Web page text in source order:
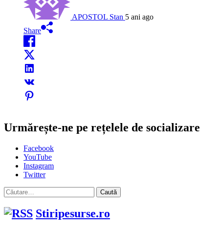
APOSTOL Stan 5 ani ago
Share
Urmărește-ne pe rețelele de socializare
Facebook
YouTube
Instagram
Twitter
Caută
după:
Stiripesurse.ro